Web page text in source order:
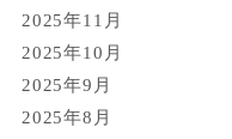
2025年11月
2025年10月
2025年9月
2025年8月